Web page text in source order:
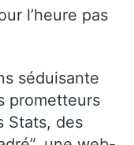
l’heure pas
séduisante
prometteurs
Stats, des